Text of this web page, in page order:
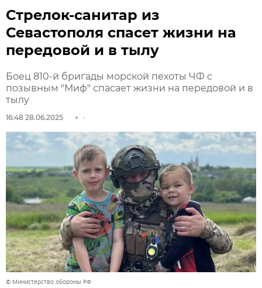
Стрелок-санитар из
Севастополя спасет жизни на
передовой и в тылу
Боец 810-й бригады морской пехоты ЧФ с
позывным "Миф" спасает жизни на передовой и в
тылу
16:48 28.06.2025
© Министерство обороны РФ